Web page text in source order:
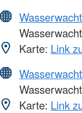
Wasserwacht
Karte: Link
Wasserwacht
Karte: Link